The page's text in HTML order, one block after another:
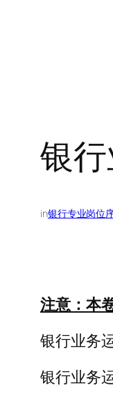
银
in银行专业岗位
注意：本
银行业务
银行业务